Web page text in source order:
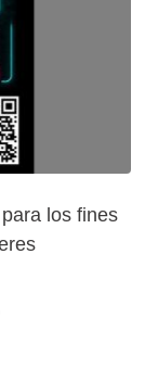
los fines